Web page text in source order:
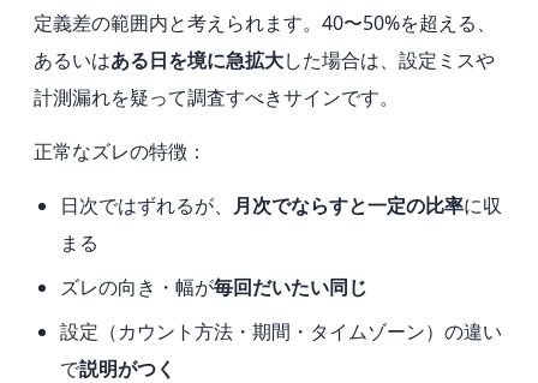
定義差の範囲内と考えられます。40〜50%を超える、
あるいはある日を境に急拡大した場合は、設定ミスや
計測漏れを疑って調査すべきサインです。
正常なズレの特徴：
日次ではずれるが、 月次でならすと一定の比率に収
まる
ズレの向き・幅が毎回だいたい同じ
設定（カウント方法・期間・タイムゾーン）の違い
で説明がつく